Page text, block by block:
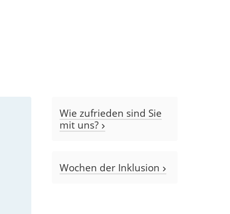
Wie zufrieden sind Sie
mit uns?
Wochen der Inklusion